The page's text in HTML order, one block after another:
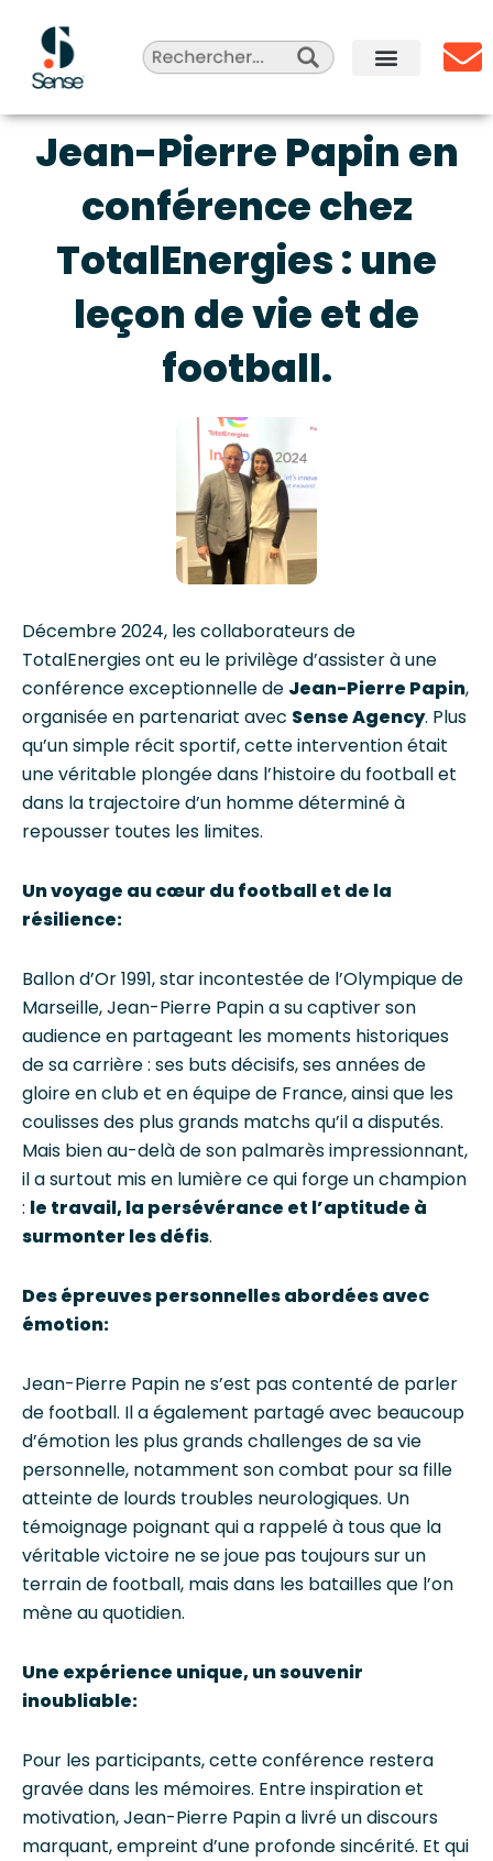
contenu
Jean-Pierre Papin en
conférence chez
TotalEnergies : une
leçon de vie et de
football.
Décembre 2024, les collaborateurs de
TotalEnergies ont eu le privilège d’assister à une
conférence exceptionnelle de Jean-Pierre Papin,
organisée en partenariat avec Sense Agency. Plus
qu’un simple récit sportif, cette intervention était
une véritable plongée dans l’histoire du football et
dans la trajectoire d’un homme déterminé à
repousser toutes les limites.
Un voyage au cœur du football et de la
résilience:
Ballon d’Or 1991, star incontestée de l’Olympique de
Marseille, Jean-Pierre Papin a su captiver son
audience en partageant les moments historiques
de sa carrière : ses buts décisifs, ses années de
gloire en club et en équipe de France, ainsi que les
coulisses des plus grands matchs qu’il a disputés.
Mais bien au-delà de son palmarès impressionnant,
il a surtout mis en lumière ce qui forge un champion
: le travail, la persévérance et l’aptitude à
surmonter les défis.
Des épreuves personnelles abordées avec
émotion:
Jean-Pierre Papin ne s’est pas contenté de parler
de football. Il a également partagé avec beaucoup
d’émotion les plus grands challenges de sa vie
personnelle, notamment son combat pour sa fille
atteinte de lourds troubles neurologiques. Un
témoignage poignant qui a rappelé à tous que la
véritable victoire ne se joue pas toujours sur un
terrain de football, mais dans les batailles que l’on
mène au quotidien.
Une expérience unique, un souvenir
inoubliable:
Pour les participants, cette conférence restera
gravée dans les mémoires. Entre inspiration et
motivation, Jean-Pierre Papin a livré un discours
marquant, empreint d’une profonde sincérité. Et qui